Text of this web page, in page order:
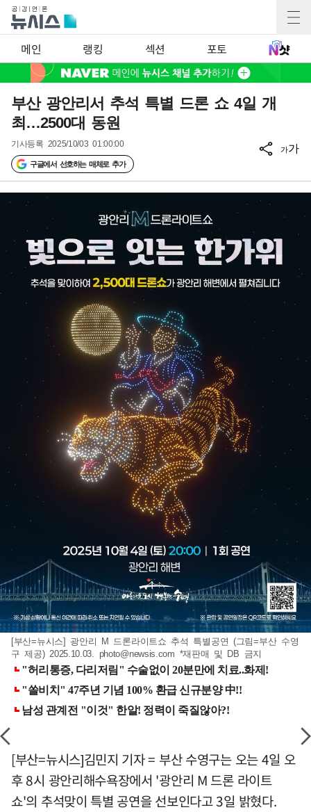
메인 랭킹 섹션 포토
부산 광안리서 추석 특별 드론 쇼 4일 개
최…2500대 동원
기사등록 2025/10/03 01:00:00
구글에서 선호하는 매체로 추가
가가
[부산=뉴시스] 광안리 M 드론라이트쇼 추석 특별공연 (그림=부산 수영
구 제공) 2025.10.03. photo@newsis.com *재판매 및 DB 금지
[부산=뉴시스]김민지 기자 = 부산 수영구는 오는 4일 오
후 8시 광안리해수욕장에서 '광안리 M 드론 라이트
쇼'의 추석맞이 특별 공연을 선보인다고 3일 밝혔다.